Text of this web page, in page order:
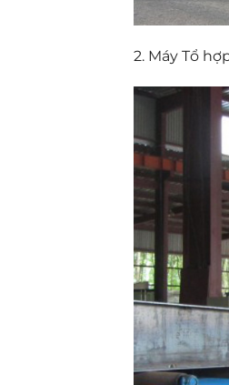
2. Máy Tổ